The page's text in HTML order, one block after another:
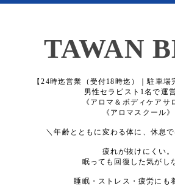
TAWAN
【24時迄営業（受付18時迄）｜駐車場
男性セラピスト1名で運
《アロマ＆ボディケアサ
《アロマスクール》
＼年齢とともに変わる体に、休息
疲れが抜けにくい。
眠っても回復した気がし
睡眠・ストレス・疲労にも